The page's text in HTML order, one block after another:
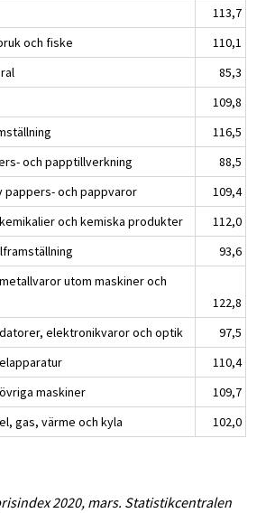
113,7
och fiske
110,1
85,3
109,8
116,5
och papptillverkning
88,5
pappers- och pappvaror
109,4
och kemiska produkter
112,0
93,6
utom maskiner och
122,8
elektronikvaror och optik
97,5
110,4
maskiner
109,7
gas, värme och kyla
102,0
2020, mars. Statistikcentralen